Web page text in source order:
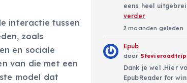
interactie tussen
zoals
en sociale
van die met een
model dat
eens heel
verder
2 maanden geleden
Epub
door
Dank je wel .Hier
EpubReader for